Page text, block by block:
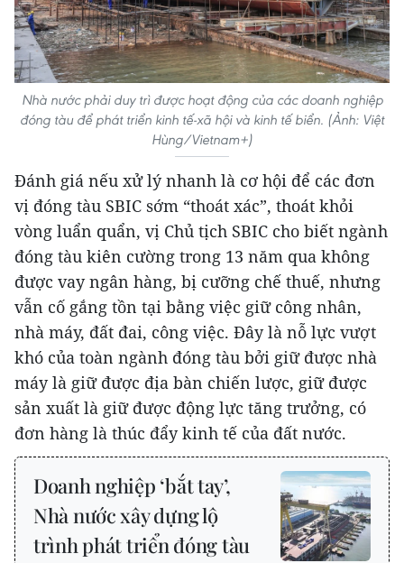
Nhà nước phải duy trì được hoạt động của các doanh nghiệp
đóng tàu để phát triển kinh tế-xã hội và kinh tế biển. (Ảnh: Việt
Hùng/Vietnam+)
Đánh giá nếu xử lý nhanh là cơ hội để các đơn
vị đóng tàu SBIC sớm “thoát xác”, thoát khỏi
vòng luẩn quẩn, vị Chủ tịch SBIC cho biết ngành
đóng tàu kiên cường trong 13 năm qua không
được vay ngân hàng, bị cưỡng chế thuế, nhưng
vẫn cố gắng tồn tại bằng việc giữ công nhân,
nhà máy, đất đai, công việc. Đây là nỗ lực vượt
khó của toàn ngành đóng tàu bởi giữ được nhà
máy là giữ được địa bàn chiến lược, giữ được
sản xuất là giữ được động lực tăng trưởng, có
đơn hàng là thúc đẩy kinh tế của đất nước.
Doanh nghiệp ‘bắt tay’,
Nhà nước xây dựng lộ
trình phát triển đóng tàu